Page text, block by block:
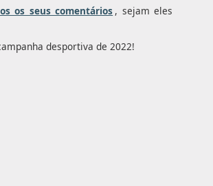
os seus comentários , sejam eles
desportiva de 2022!